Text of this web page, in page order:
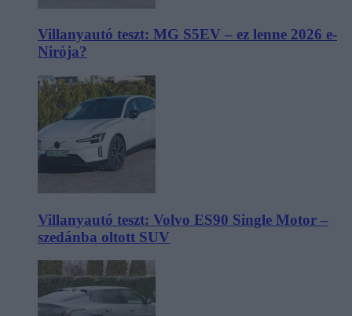
Villanyautó teszt: MG S5EV – ez lenne 2026 e-
Nirója?
Villanyautó teszt: Volvo ES90 Single Motor –
szedánba oltott SUV